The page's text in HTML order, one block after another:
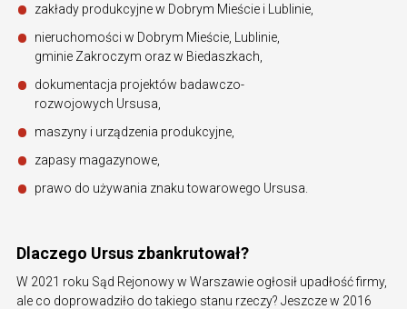
zakłady produkcyjne w Dobrym Mieście i Lublinie,
nieruchomości w Dobrym Mieście, Lublinie,
gminie Zakroczym oraz w Biedaszkach,
dokumentacja projektów badawczo-
rozwojowych Ursusa,
maszyny i urządzenia produkcyjne,
zapasy magazynowe,
prawo do używania znaku towarowego Ursusa.
Dlaczego Ursus zbankrutował?
W 2021 roku Sąd Rejonowy w Warszawie ogłosił upadłość firmy,
ale co doprowadziło do takiego stanu rzeczy? Jeszcze w 2016